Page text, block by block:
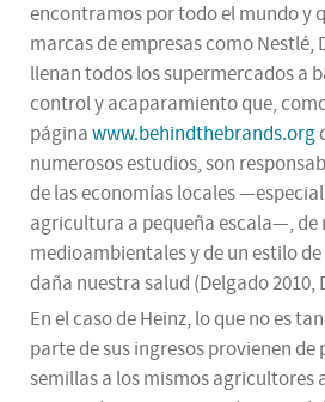
encontramos por todo el mundo y
marcas de empresas como Nestlé,
llenan todos los supermercados a
control y acaparamiento que,
páginawww.behindthebrands.org
numerosos estudios, son
de las economías locales
agricultura a pequeña escala—, de
medioambientales y de un estilo
daña nuestra salud (Delgado 2010,
En el caso de Heinz, lo que no es
parte de sus ingresos provienen
semillas a los mismos agricultores